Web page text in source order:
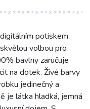
potiskem
volbou pro
bavlny zaručuje
na dotek. Živé barvy
jedinečný a
je látka hladká, jemná